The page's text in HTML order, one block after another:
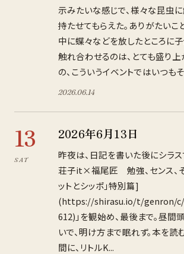
示みたいな感じで、様々な昆虫
持たせてもらえた。ありがたいこ
中に蝶々などを放したところに
触れ合わせるのは、とても盛り
の、こういうイベントではいつも
2026.06.14
13
SAT
2026年6月13日
昨夜は、日記を書いた後にシラ
荘子it×福尾匠 勉強、センス、
ットとシッポ」特別篇]
(https://shirasu.io/t/genron/
612)」を観始め、最後まで。昼間
いで、明け方まで眠れず。本を読
間に、リトルK...